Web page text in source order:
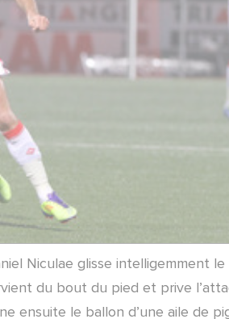
Niculae glisse intelligemment
du bout du pied et prive
ensuite le ballon d’une aile de